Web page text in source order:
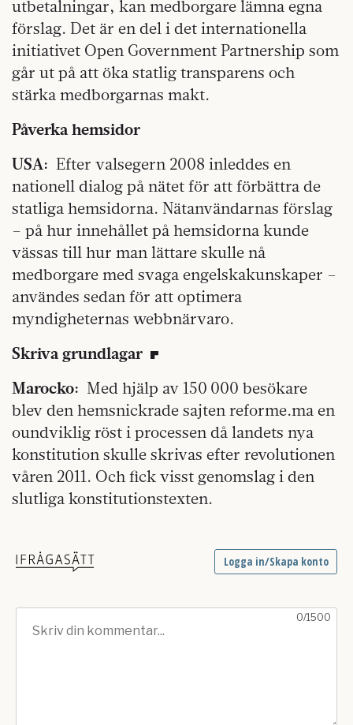
utbetalningar, kan medborgare lämna egna
förslag. Det är en del i det internationella
initiativet Open Government Partnership som
går ut på att öka statlig transparens och
stärka medborgarnas makt.
Påverka hemsidor
USA: Efter valsegern 2008 inleddes en
nationell dialog på nätet för att förbättra de
statliga hemsidorna. Nätanvändarnas förslag
– på hur innehållet på hemsidorna kunde
vässas till hur man lättare skulle nå
medborgare med svaga engelskakunskaper –
användes sedan för att optimera
myndigheternas webbnärvaro.
Skriva grundlagar
Marocko: Med hjälp av 150 000 besökare
blev den hemsnickrade sajten reforme.ma en
oundviklig röst i processen då landets nya
konstitution skulle skrivas efter revolutionen
våren 2011. Och fick visst genomslag i den
slutliga konstitutionstexten.